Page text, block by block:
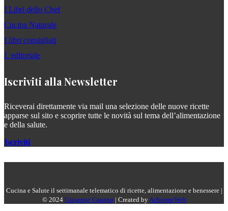
I Libri dello Chef
Cucina Naturale
I libri consigliati
L'editoriale
Iscriviti alla Newsletter
Riceverai direttamente via mail una selezione delle nuove ricette
apparse sul sito e scoprire tutte le novità sul tema dell’alimentazione
e della salute.
Iscriviti
Cucina e Salute il settimanale telematico di ricette, alimentazione e benessere |
© 2024 Giuseppe Capano | Created by AchromeWeb